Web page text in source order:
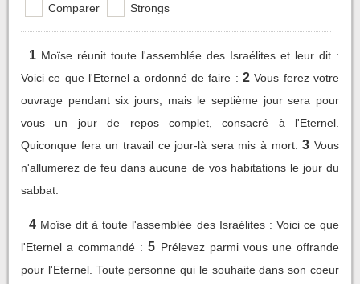
Comparer Strongs
1 Moïse réunit toute l'assemblée des Israélites et leur dit :
Voici ce que l'Eternel a ordonné de faire : 2 Vous ferez votre
ouvrage pendant six jours, mais le septième jour sera pour
vous un jour de repos complet, consacré à l'Eternel.
Quiconque fera un travail ce jour-là sera mis à mort. 3 Vous
n'allumerez de feu dans aucune de vos habitations le jour du
sabbat.
4 Moïse dit à toute l'assemblée des Israélites : Voici ce que
l'Eternel a commandé : 5 Prélevez parmi vous une offrande
pour l'Eternel. Toute personne qui le souhaite dans son coeur